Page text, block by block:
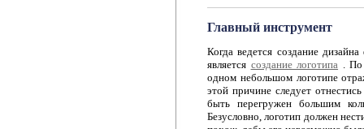
Главный инструмент
Когда ведется создание
является создание логотипа . По
одном небольшом логотипе
этой причине следует
быть перегружен большим
Безусловно, логотип должен